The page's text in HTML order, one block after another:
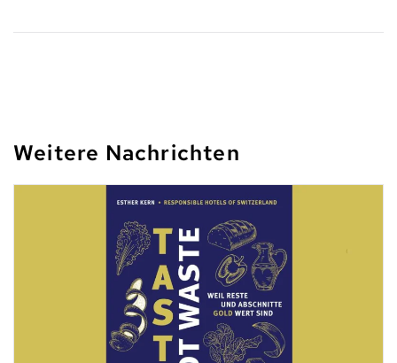
Weitere Nachrichten